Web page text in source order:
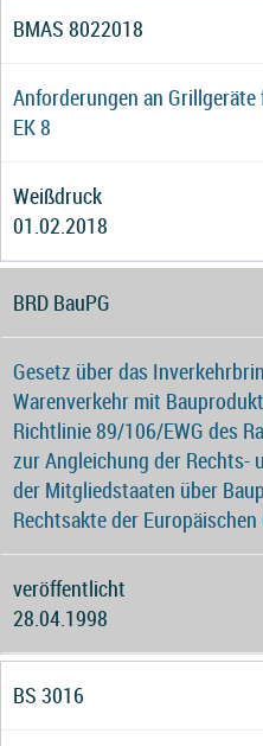
BMAS 8022018
Anforderungen an
EK 8
Weißdruck
01.02.2018
BRD BauPG
Gesetz über das
Warenverkehr mit
Richtlinie 89/106/EWG des
zur Angleichung der
der Mitgliedstaaten über
Rechtsakte der
veröffentlicht
28.04.1998
BS 3016